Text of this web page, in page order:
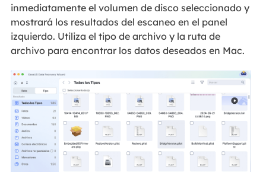
inmediatamente el volumen de disco seleccionado y
mostrará los resultados del escaneo en el panel
izquierdo. Utiliza el tipo de archivo y la ruta de
archivo para encontrar los datos deseados en Mac.